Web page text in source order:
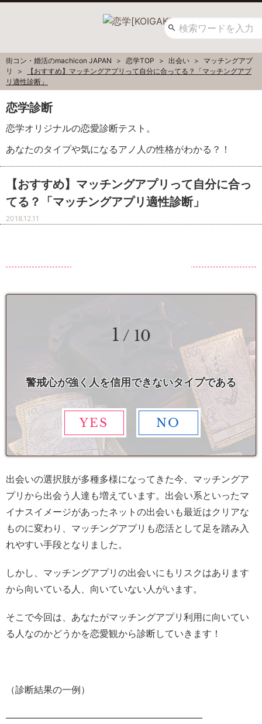
街コン・婚活のmachicon JAPAN 恋学TOP 出会い
マッチングアプ
リ
【おすすめ】マッチングアプリって自分に合ってる？「マッチングアプ
リ適性診断」
恋学診断
恋学オリジナルの恋愛診断テスト。
あなたのタイプや気になるアノ人の性格がわかる？！
【おすすめ】マッチングアプリって自分に合っ
てる？「マッチングアプリ適性診断」
2018.12.11
1 / 10
警戒心が強く人を信用できないタイプである
YES NO
出会いの選択肢が多種多様になってきた今、マッチングア
プリから出会う人達も増えています。出会い系といったマ
イナスイメージがあったネットの出会いも最近はクリアな
ものに変わり、マッチングアプリも恋活として足を踏み入
れやすい手段となりました。
しかし、マッチングアプリの出会いにもリスクはあります
から向いている人、向いていない人がいます。
そこで今回は、あなたがマッチングアプリ利用に向いてい
る人なのかどうかを恋愛観から診断していきます！
（診断結果の一例）
—————————————————————